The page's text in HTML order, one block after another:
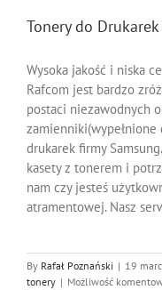
Tonery do
Wysoka jakość i niska
Rafcom jest bardzo
postaci niezawodnych
drukarek firmy
kasety z tonerem i
nam czy jesteś
atramentowej. Nasz
By Rafał Poznański | 19
tonery | Możliwość